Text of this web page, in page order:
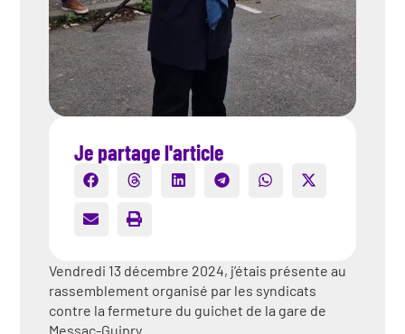
Je partage l'article
Vendredi 13 décembre 2024, j’étais présente au
rassemblement organisé par les syndicats
contre la fermeture du guichet de la gare de
Messac-Guipry.